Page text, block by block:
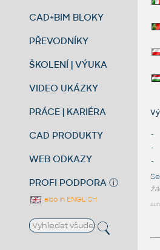
CAD+BIM BLOKY
PŘEVODNÍKY
ŠKOLENÍ | VÝUKA
VIDEO UKÁZKY
PRÁCE | KARIÉRA
CAD PRODUKTY
WEB ODKAZY
PROFI PODPORA ⓘ
also in ENGLISH
-
-
-